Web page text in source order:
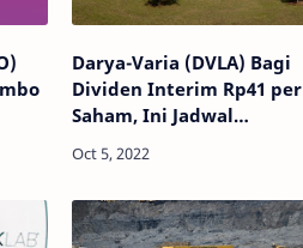
Darya-Varia (DVLA) Bagi
Dividen Interim Rp41 per
Saham, Ini Jadwal